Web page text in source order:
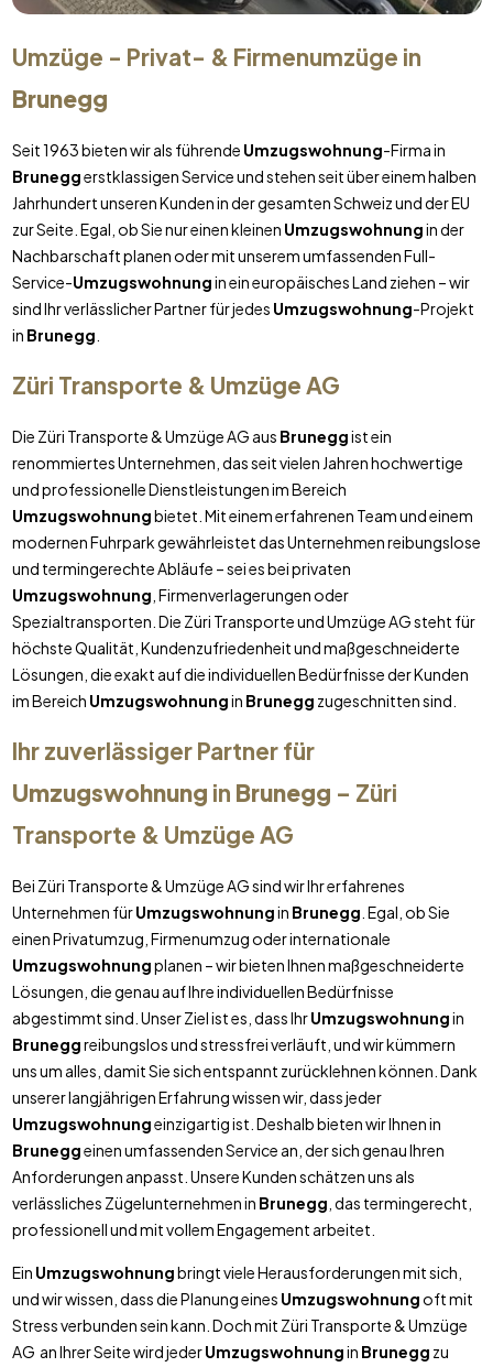
Umzüge - Privat- & Firmenumzüge in
Brunegg
Seit 1963 bieten wir als führende Umzugswohnung-Firma in
Bruneggerstklassigen Service und stehen seit über einem halben
Jahrhundert unseren Kunden in der gesamten Schweiz und der EU
zur Seite. Egal, ob Sie nur einen kleinen Umzugswohnungin der
Nachbarschaft planen oder mit unserem umfassenden Full-
Service-Umzugswohnungin ein europäisches Land ziehen – wir
sind Ihr verlässlicher Partner für jedes Umzugswohnung-Projekt
in Brunegg
Züri Transporte & Umzüge AG
Die Züri Transporte & Umzüge AG aus Bruneggist ein
renommiertes Unternehmen, das seit vielen Jahren hochwertige
und professionelle Dienstleistungen im Bereich
Umzugswohnungbietet. Mit einem erfahrenen Team und einem
modernen Fuhrpark gewährleistet das Unternehmen reibungslose
und termingerechte Abläufe – sei es bei privaten
Umzugswohnung , Firmenverlagerungen oder
Spezialtransporten. Die Züri Transporte und Umzüge AG steht für
höchste Qualität, Kundenzufriedenheit und maßgeschneiderte
Lösungen, die exakt auf die individuellen Bedürfnisse der Kunden
im Bereich Umzugswohnungin Brunegg zugeschnitten sind.
Ihr zuverlässiger Partner für
Umzugswohnung in Brunegg – Züri
Transporte & Umzüge AG
Bei Züri Transporte & Umzüge AG sind wir Ihr erfahrenes
Unternehmen fürUmzugswohnungin Brunegg . Egal, ob Sie
einen Privatumzug, Firmenumzug oder internationale
Umzugswohnungplanen – wir bieten Ihnen maßgeschneiderte
Lösungen, die genau auf Ihre individuellen Bedürfnisse
abgestimmt sind. Unser Ziel ist es, dass IhrUmzugswohnungin
Bruneggreibungslos und stressfrei verläuft, und wir kümmern
uns um alles, damit Sie sich entspannt zurücklehnen können. Dank
unserer langjährigen Erfahrung wissen wir, dass jeder
Umzugswohnungeinzigartig ist. Deshalb bieten wir Ihnen in
Bruneggeinen umfassenden Service an, der sich genau Ihren
Anforderungen anpasst. Unsere Kunden schätzen uns als
verlässliches Zügelunternehmen in Brunegg , das termingerecht,
professionell und mit vollem Engagement arbeitet.
Ein Umzugswohnungbringt viele Herausforderungen mit sich,
und wir wissen, dass die Planung eines Umzugswohnungoft mit
Stress verbunden sein kann. Doch mit Züri Transporte & Umzüge
AG an Ihrer Seite wird jederUmzugswohnungin Brunegg zu